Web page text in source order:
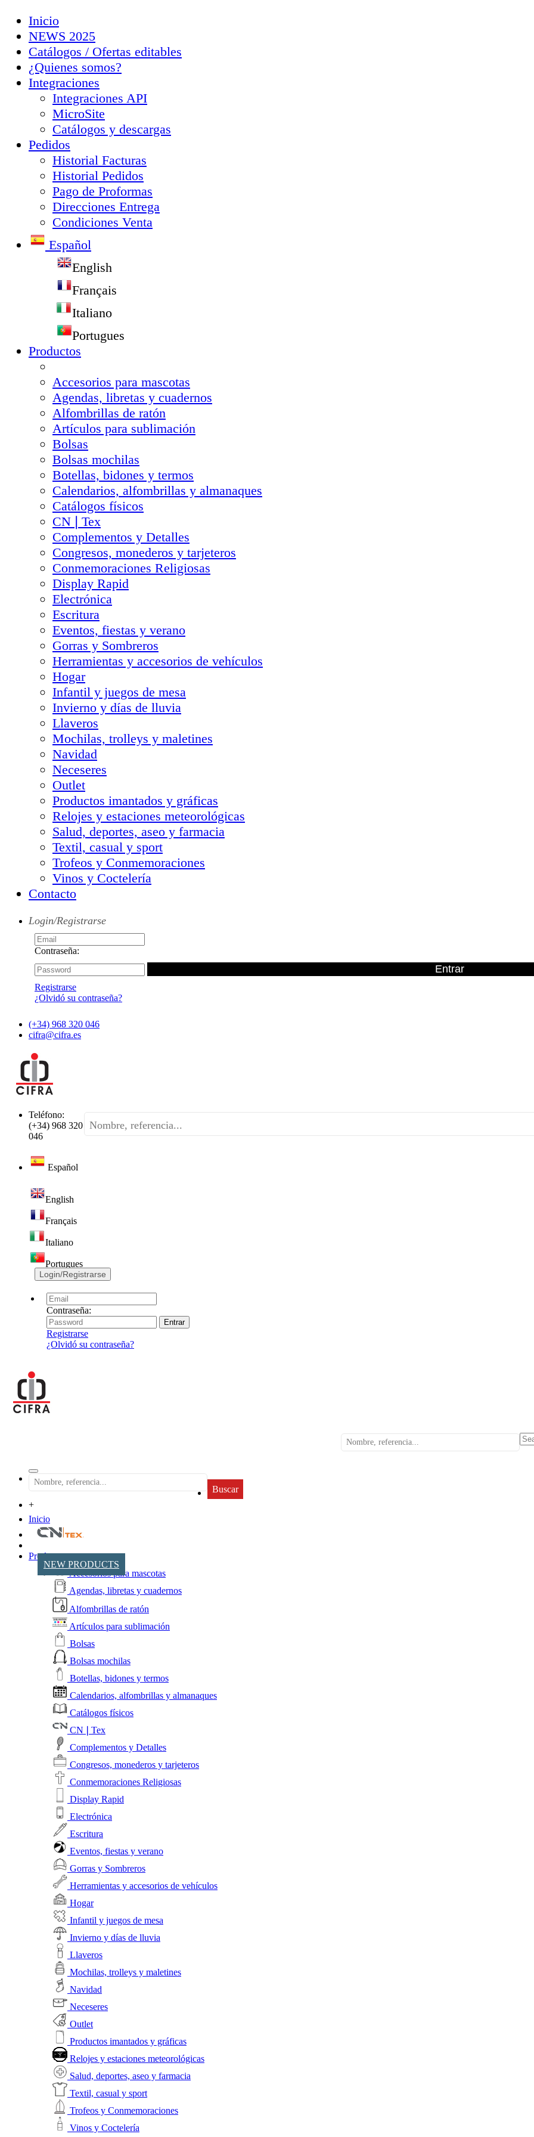
Inicio
NEWS 2025
Catálogos / Ofertas editables
¿Quienes somos?
Integraciones
Integraciones API
MicroSite
Catálogos y descargas
Pedidos
Historial Facturas
Historial Pedidos
Pago de Proformas
Direcciones Entrega
Condiciones Venta
Español
English
Français
Italiano
Portugues
Productos
Accesorios para mascotas
Agendas, libretas y cuadernos
Alfombrillas de ratón
Artículos para sublimación
Bolsas
Bolsas mochilas
Botellas, bidones y termos
Calendarios, alfombrillas y almanaques
Catálogos físicos
CN❘Tex
Complementos y Detalles
Congresos, monederos y tarjeteros
Conmemoraciones Religiosas
Display Rapid
Electrónica
Escritura
Eventos, fiestas y verano
Gorras y Sombreros
Herramientas y accesorios de vehículos
Hogar
Infantil y juegos de mesa
Invierno y días de lluvia
Llaveros
Mochilas, trolleys y maletines
Navidad
Neceseres
Outlet
Productos imantados y gráficas
Relojes y estaciones meteorológicas
Salud, deportes, aseo y farmacia
Textil, casual y sport
Trofeos y Conmemoraciones
Vinos y Coctelería
Contacto
Login/Registrarse
Contraseña:
Registrarse
¿Olvidó su contraseña?
(+34) 968 320 046
cifra@cifra.es
Teléfono:
(+34) 968 320
046
Español
English
Français
Italiano
Portugues
Login/Registrarse
Contraseña:
Registrarse
¿Olvidó su contraseña?
Buscar
+
Inicio
NEW PRODUCTS
Productos
Accesorios para mascotas
Agendas, libretas y cuadernos
Alfombrillas de ratón
Artículos para sublimación
Bolsas
Bolsas mochilas
Botellas, bidones y termos
Calendarios, alfombrillas y almanaques
Catálogos físicos
CN❘Tex
Complementos y Detalles
Congresos, monederos y tarjeteros
Conmemoraciones Religiosas
Display Rapid
Electrónica
Escritura
Eventos, fiestas y verano
Gorras y Sombreros
Herramientas y accesorios de vehículos
Hogar
Infantil y juegos de mesa
Invierno y días de lluvia
Llaveros
Mochilas, trolleys y maletines
Navidad
Neceseres
Outlet
Productos imantados y gráficas
Relojes y estaciones meteorológicas
Salud, deportes, aseo y farmacia
Textil, casual y sport
Trofeos y Conmemoraciones
Vinos y Coctelería